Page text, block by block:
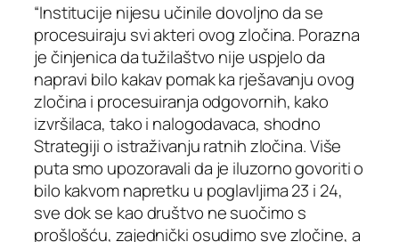
“Institucije nijesu učinile dovoljno da se
procesuiraju svi akteri ovog zločina. Porazna
je činjenica da tužilaštvo nije uspjelo da
napravi bilo kakav pomak ka rješavanju ovog
zločina i procesuiranja odgovornih, kako
izvršilaca, tako i nalogodavaca, shodno
Strategiji o istraživanju ratnih zločina. Više
puta smo upozoravali da je iluzorno govoriti o
bilo kakvom napretku u poglavljima 23 i 24,
sve dok se kao društvo ne suočimo s
prošlošću, zajednički osudimo sve zločine, a